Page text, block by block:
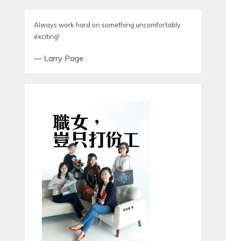
Always work hard on something uncomfortably
exciting!
— Larry Page